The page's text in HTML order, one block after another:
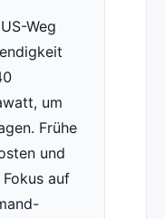
Weg
um
Frühe
und
auf